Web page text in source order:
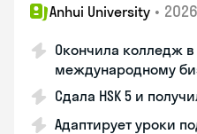
Anhui University •
Окончила колледж
международному
Сдала HSK 5 и
Адаптирует уроки